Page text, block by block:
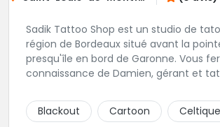
Sadik Tattoo Shop est un studio de
région de Bordeaux situé avant la
presqu'île en bord de Garonne. Vous ferez la
connaissance de Damien, gérant et
Blackout
Cartoon
Celtique